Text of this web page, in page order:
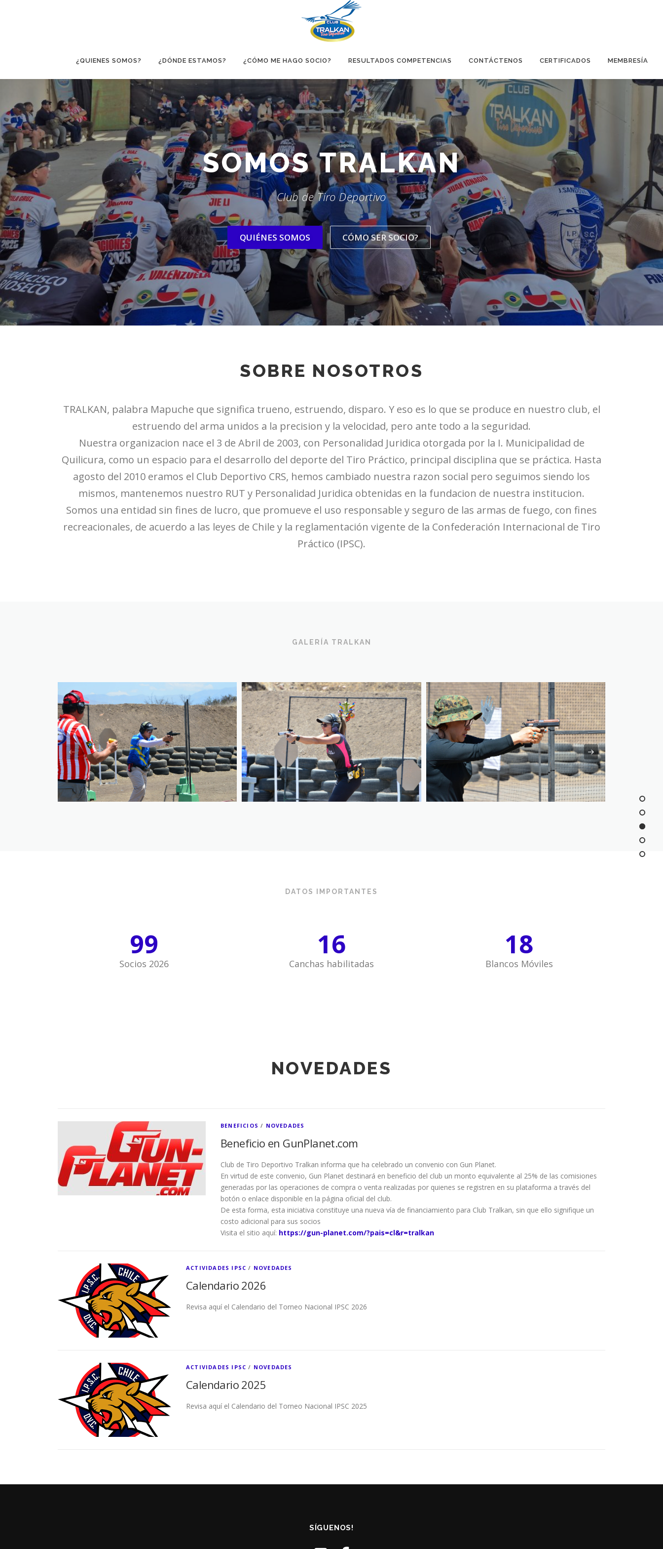
¿QUIENES SOMOS? ¿DÓNDE ESTAMOS? ¿CÓMO ME HAGO SOCIO? RESULTADOS COMPETENCIAS CONTÁCTENOS CERTIFICADOS MEMBRESÍA
SOMOSIPSC
Club de Tiro Deportivo
QUIÉNES SOMOS CÓMO SER SOCIO?
SOBRE NOSOTROS
TRALKAN, palabra Mapuche que significa trueno, estruendo, disparo. Y eso es lo que se produce en nuestro club, el
estruendo del arma unidos a la precision y la velocidad, pero ante todo a la seguridad.
Nuestra organizacion nace el 3 de Abril de 2003, con Personalidad Juridica otorgada por la I. Municipalidad de
Quilicura, como un espacio para el desarrollo del deporte del Tiro Práctico, principal disciplina que se práctica. Hasta
agosto del 2010 eramos el Club Deportivo CRS, hemos cambiado nuestra razon social pero seguimos siendo los
mismos, mantenemos nuestro RUT y Personalidad Juridica obtenidas en la fundacion de nuestra institucion.
Somos una entidad sin fines de lucro, que promueve el uso responsable y seguro de las armas de fuego, con fines
recreacionales, de acuerdo a las leyes de Chile y la reglamentación vigente de la Confederación Internacional de Tiro
Práctico (IPSC).
GALERÍA TRALKAN
DATOS IMPORTANTES
99
Socios 2026
16
Canchas habilitadas
18
Blancos Móviles
NOVEDADES
BENEFICIOS / NOVEDADES
Beneficio en GunPlanet.com
Club de Tiro Deportivo Tralkan informa que ha celebrado un convenio con Gun Planet.
En virtud de este convenio, Gun Planet destinará en beneficio del club un monto equivalente al 25% de las comisiones
generadas por las operaciones de compra o venta realizadas por quienes se registren en su plataforma a través del
botón o enlace disponible en la página oficial del club.
De esta forma, esta iniciativa constituye una nueva vía de financiamiento para Club Tralkan, sin que ello signifique un
costo adicional para sus socios
Visita el sitio aquí: https://gun-planet.com/?pais=cl&r=tralkan
ACTIVIDADES IPSC / NOVEDADES
Calendario 2026
Revisa aquí el Calendario del Torneo Nacional IPSC 2026
ACTIVIDADES IPSC / NOVEDADES
Calendario 2025
Revisa aquí el Calendario del Torneo Nacional IPSC 2025
SÍGUENOS!